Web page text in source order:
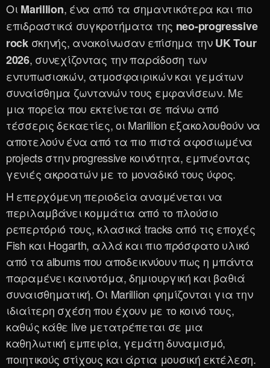
Οι Marillion, ένα από τα σημαντικότερα και πιο
επιδραστικά συγκροτήματα της neo-progressive
rockσκηνής, ανακοίνωσαν επίσημα τηνUK Tour
2026, συνεχίζοντας την παράδοση των
εντυπωσιακών, ατμοσφαιρικών και γεμάτων
συναίσθημα ζωντανών τους εμφανίσεων. Με
μια πορεία που εκτείνεται σε πάνω από
τέσσερις δεκαετίες, οι Marillion εξακολουθούν να
αποτελούν ένα από τα πιο πιστά αφοσιωμένα
projects στην progressive κοινότητα, εμπνέοντας
γενιές ακροατών με το μοναδικό τους ύφος.
Η επερχόμενη περιοδεία αναμένεται να
περιλαμβάνει κομμάτια από το πλούσιο
ρεπερτόριό τους, κλασικά tracks από τις εποχές
Fish και Hogarth, αλλά και πιο πρόσφατο υλικό
από τα albums που αποδεικνύουν πως η μπάντα
παραμένει καινοτόμα, δημιουργική και βαθιά
συναισθηματική. Οι Marillion φημίζονται για την
ιδιαίτερη σχέση που έχουν με το κοινό τους,
καθώς κάθε live μετατρέπεται σε μια
καθηλωτική εμπειρία, γεμάτη δυναμισμό,
ποιητικούς στίχους και άρτια μουσική εκτέλεση.